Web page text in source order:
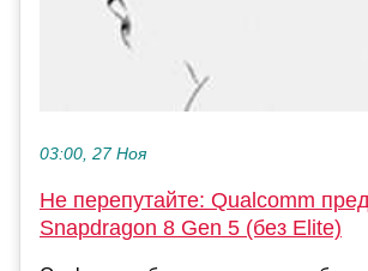
03:00, 27 Ноя
Не перепутайте: Qualcomm
Snapdragon 8 Gen 5 (без Elite)